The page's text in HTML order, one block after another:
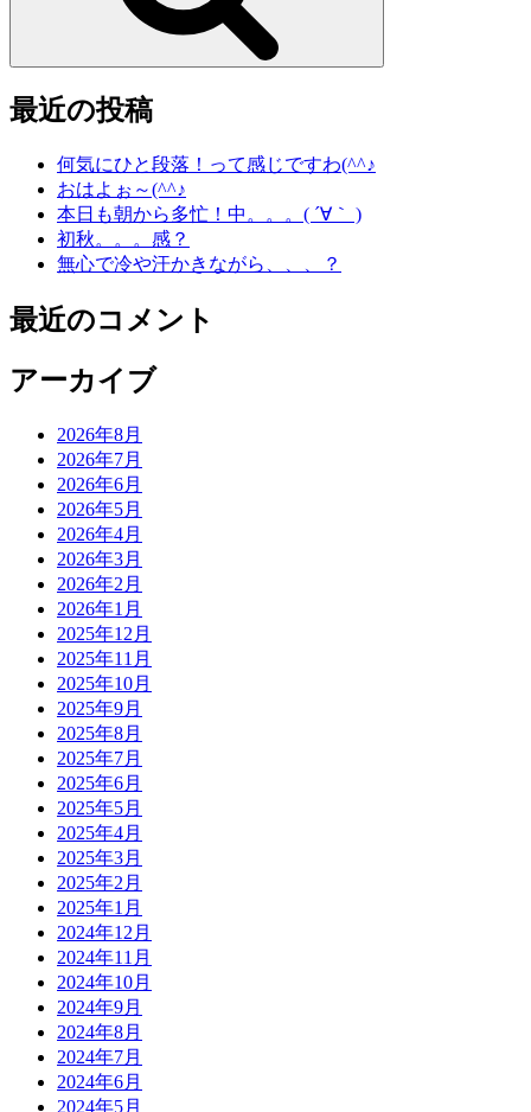
最近の投稿
何気にひと段落！って感じですわ(^^♪
おはよぉ～(^^♪
本日も朝から多忙！中。。。( ´∀｀ )
初秋。。。感？
無心で冷や汗かきながら、、、？
最近のコメント
アーカイブ
2026年8月
2026年7月
2026年6月
2026年5月
2026年4月
2026年3月
2026年2月
2026年1月
2025年12月
2025年11月
2025年10月
2025年9月
2025年8月
2025年7月
2025年6月
2025年5月
2025年4月
2025年3月
2025年2月
2025年1月
2024年12月
2024年11月
2024年10月
2024年9月
2024年8月
2024年7月
2024年6月
2024年5月